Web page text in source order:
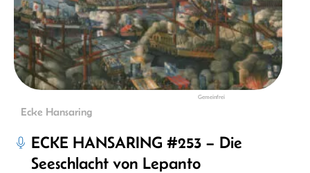
Gemeinfrei
Ecke Hansaring
ECKE HANSARING #253 – Die
Seeschlacht von Lepanto